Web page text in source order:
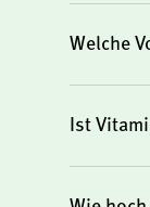
Im
ist
mit
Welche
Ist